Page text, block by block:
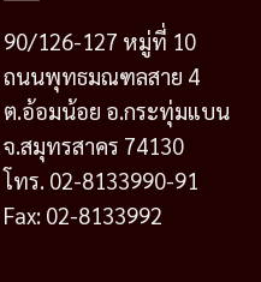
90/126-127 หมู่ที่ 10
ถนนพุทธมณฑลสาย 4
ต.อ้อมน้อย อ.กระทุ่มแบน
จ.สมุทรสาคร 74130
โทร. 02-8133990-91
Fax: 02-8133992